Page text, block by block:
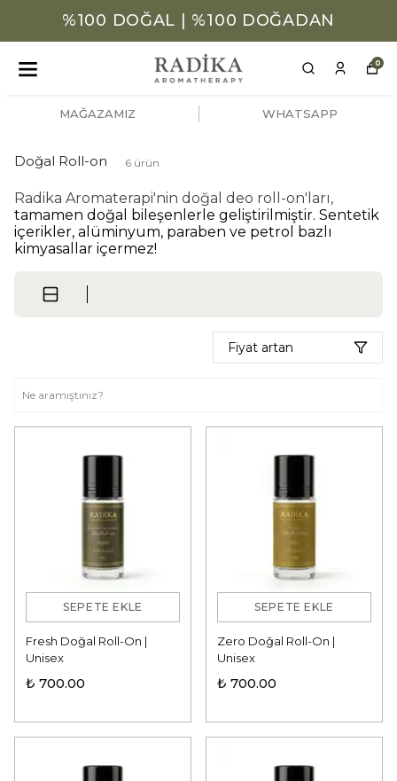
DOĞAL | %100 DOĞADAN
0
MAĞAZAMIZ WHATSAPP
Doğal Roll-on 6 ürün
Radika Aromaterapi'nin doğal deo roll-on'ları,
tamamen doğal bileşenlerle geliştirilmiştir. Sentetik
içerikler, alüminyum, paraben ve petrol bazlı
kimyasallar içermez!
Fiyat artan
SEPETE EKLE
Fresh Doğal Roll-On |
Unisex
₺ 700.00
SEPETE EKLE
Zero Doğal Roll-On |
Unisex
₺ 700.00